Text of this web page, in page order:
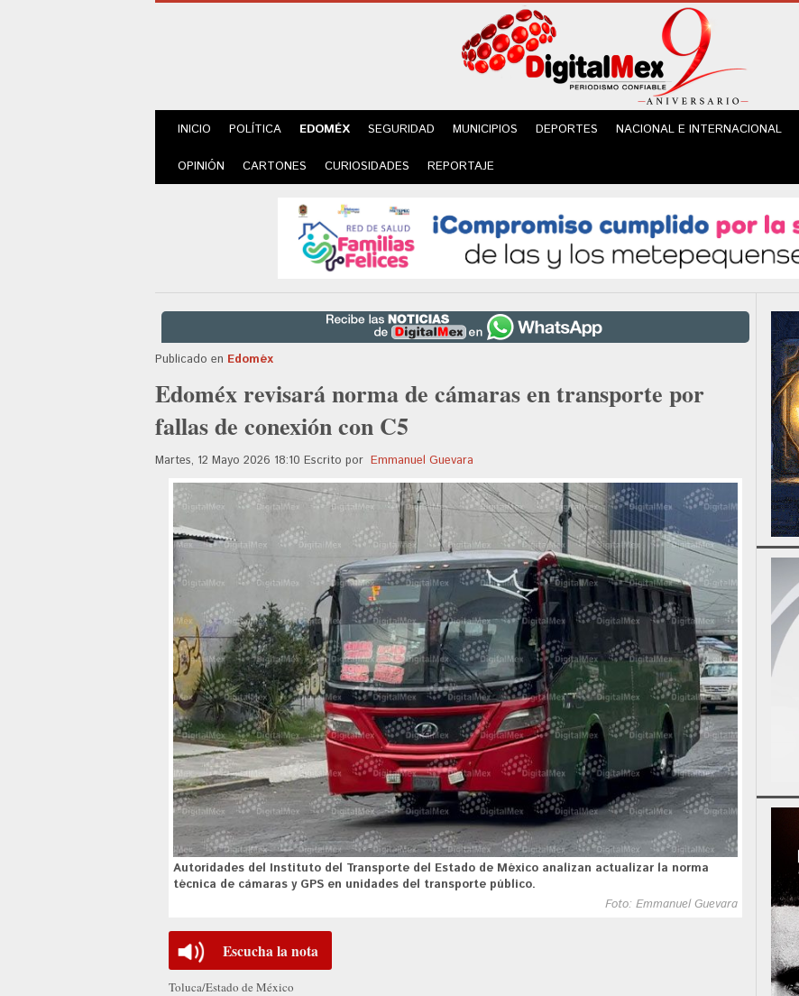
INICIO POLÍTICA EDOMÉX SEGURIDAD MUNICIPIOS DEPORTES NACIONAL E INTERNACIONAL
OPINIÓN CARTONES CURIOSIDADES REPORTAJE
Publicado en Edoméx
Edoméx revisará norma de cámaras en transporte por
fallas de conexión con C5
Martes, 12 Mayo 2026 18:10 Escrito por Emmanuel Guevara
Autoridades del Instituto del Transporte del Estado de México analizan actualizar la norma
técnica de cámaras y GPS en unidades del transporte público.
Foto: Emmanuel Guevara
Escucha la nota
Toluca/Estado de México